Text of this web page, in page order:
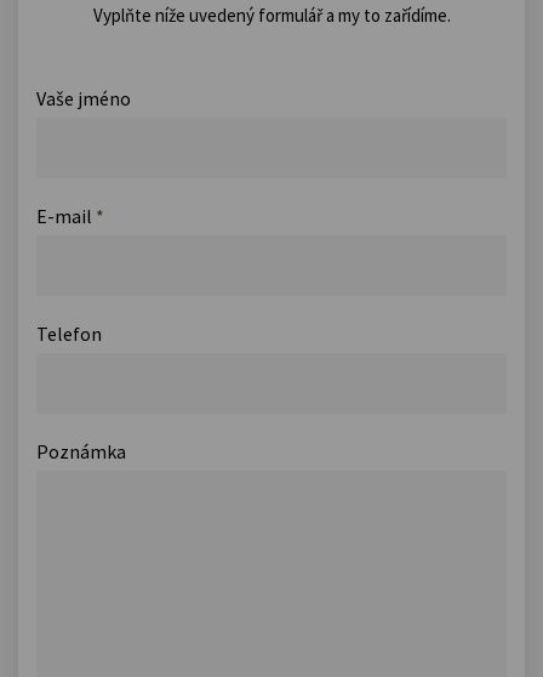
Vyplňte níže uvedený formulář a my to zařídíme.
Vaše jméno
E-mail *
Telefon
Poznámka